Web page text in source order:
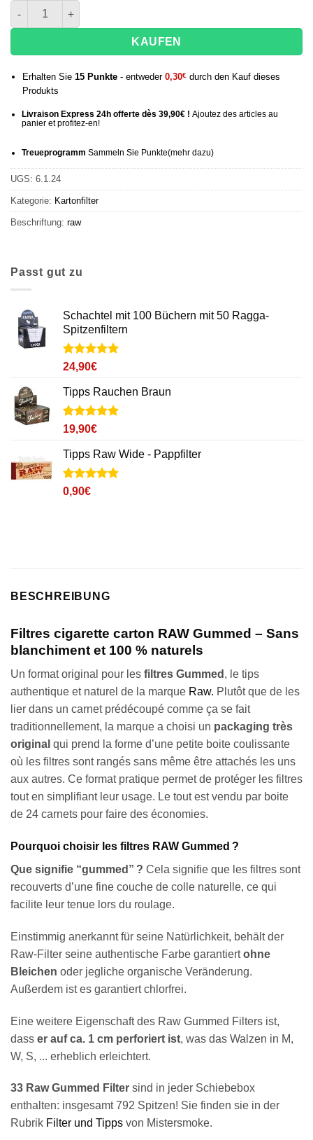
Menge der Box mit 24 Büchern mit 33 Rohgummifiltern
KAUFEN
Erhalten Sie 15Punkte- entweder 0,30€ durch den Kauf dieses
Produkts
Livraison Express 24h offerte dès 39,90€ ! Ajoutez des articles au
panier et profitez-en!
Treueprogramm Sammeln Sie Punkte(mehrdazu)
UGS: 6.1.24
Kategorie: Kartonfilter
Beschriftung: raw
Passt gut zu
Schachtel mit 100 Büchern mit 50 Ragga-
Spitzenfiltern
Noté5sur
5 basé sur
3
notations
client
24,90€
Tipps Rauchen Braun
Noté4.9
sur 5 basé
sur
12
notations
client
19,90€
Tipps Raw Wide - Pappfilter
Noté5
5 basé sur
2
0,90€
BESCHREIBUNG
Filtres cigarette carton RAW Gummed – Sans
blanchiment et 100 % naturels
Un format original pour les filtres Gummed , le tips
authentique et naturel de la marque Raw. Plutôt que de les
lier dans un carnet prédécoupé comme ça se fait
traditionnellement, la marque a choisi un packaging très
original qui prend la forme d’une petite boite coulissante
où les filtres sont rangés sans même être attachés les uns
aux autres. Ce format pratique permet de protéger les filtres
tout en simplifiant leur usage. Le tout est vendu par boite
de 24 carnets pour faire des économies.
Pourquoi choisir les filtres RAW Gummed ?
Que signifie “gummed” ? Cela signifie que les filtres sont
recouverts d’une fine couche de colle naturelle, ce qui
facilite leur tenue lors du roulage.
Einstimmig anerkannt für seine Natürlichkeit, behält der
Raw-Filter seine authentische Farbe garantiertohne
Bleichen oder jegliche organische Veränderung.
Außerdem ist es garantiert chlorfrei.
Eine weitere Eigenschaft des Raw Gummed Filters ist,
dass er auf ca. 1 cm perforiert ist, was das Walzen in M,
W, S, ... erheblich erleichtert.
33 Raw Gummed Filter sind in jeder Schiebebox
enthalten: insgesamt 792 Spitzen! Sie finden sie in der
Rubrik Filter und Tipps von Mistersmoke.